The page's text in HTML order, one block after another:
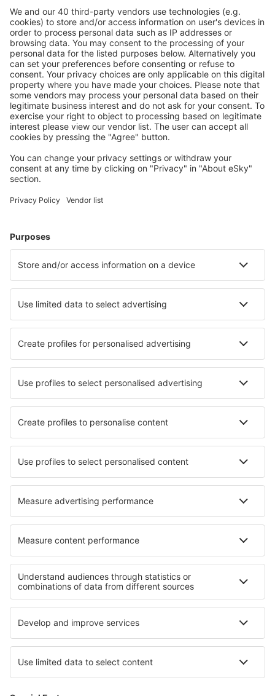
Download vores appog planlæg nemt dine
rejser
Planlæg din rejse
Billige flybilletter
Storbyferie
Fly+Hotel
Hoteller
Lufthavnstransport
Seværdigheder
Sportsbegivenheder
Lær mere
Mobilapp
Flyselskaber
Ryanair
DAT Danish Air
SAS
Norwegian
Lufthansa
Om eSky
Handelsbetingelser
Mine bookinger
Persondatapolitik
Support og kontakt